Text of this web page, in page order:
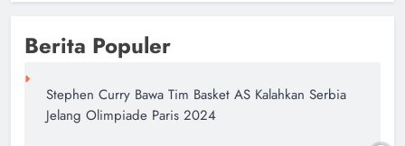
Berita Populer
Stephen Curry Bawa Tim Basket AS Kalahkan Serbia
Jelang Olimpiade Paris 2024